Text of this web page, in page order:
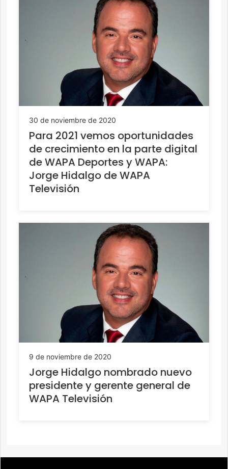
30 de noviembre de 2020
Para 2021 vemos oportunidades
de crecimiento en la parte digital
de WAPA Deportes y WAPA:
Jorge Hidalgo de WAPA
Televisión
9 de noviembre de 2020
Jorge Hidalgo nombrado nuevo
presidente y gerente general de
WAPA Televisión